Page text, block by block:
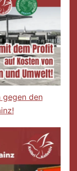
gegen den